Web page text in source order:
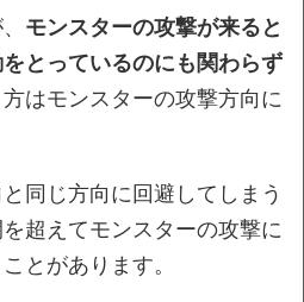
モンスターの攻撃が来ると
とっているのにも関わらず
方はモンスターの攻撃方向に
同じ方向に回避してしまう
超えてモンスターの攻撃に
とがあります。